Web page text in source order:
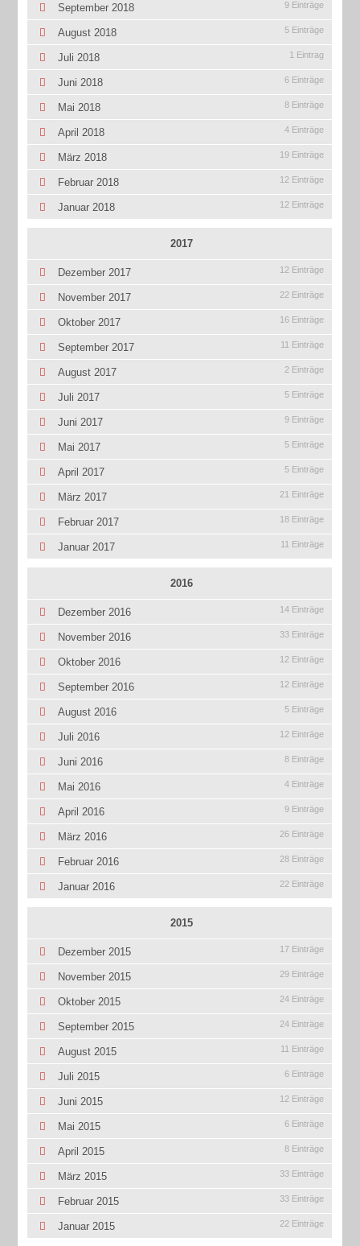
September 2018 9 Einträge
August 2018 5 Einträge
Juli 2018 1 Eintrag
Juni 2018 6 Einträge
Mai 2018 8 Einträge
April 2018 4 Einträge
März 2018 19 Einträge
Februar 2018 12 Einträge
Januar 2018 12 Einträge
2017
Dezember 2017 12 Einträge
November 2017 22 Einträge
Oktober 2017 16 Einträge
September 2017 11 Einträge
August 2017 2 Einträge
Juli 2017 5 Einträge
Juni 2017 9 Einträge
Mai 2017 5 Einträge
April 2017 5 Einträge
März 2017 21 Einträge
Februar 2017 18 Einträge
Januar 2017 11 Einträge
2016
Dezember 2016 14 Einträge
November 2016 33 Einträge
Oktober 2016 12 Einträge
September 2016 12 Einträge
August 2016 5 Einträge
Juli 2016 12 Einträge
Juni 2016 8 Einträge
Mai 2016 4 Einträge
April 2016 9 Einträge
März 2016 26 Einträge
Februar 2016 28 Einträge
Januar 2016 22 Einträge
2015
Dezember 2015 17 Einträge
November 2015 29 Einträge
Oktober 2015 24 Einträge
September 2015 24 Einträge
August 2015 11 Einträge
Juli 2015 6 Einträge
Juni 2015 12 Einträge
Mai 2015 6 Einträge
April 2015 8 Einträge
März 2015 33 Einträge
Februar 2015 33 Einträge
Januar 2015 22 Einträge